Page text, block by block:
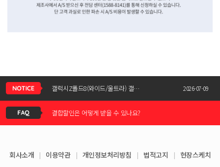
갤럭시Z폴드8(와이드/울트라) 갤럭시Z플립8 사전예약 공지사항 2026-07-09
KT스토어 공식 신청서 작성 관련 자주 묻는 질문
아이폰17e 사전예약 공지사항
신청서 조회는 어떻게 하나요?
결합할인은 어떻게 받을 수 있나요?
휴대폰 일시불로 구매도 가능한가요?
회사소개 | 이용약관 | 개인정보처리방침 | 법적고지 | 현장스케치